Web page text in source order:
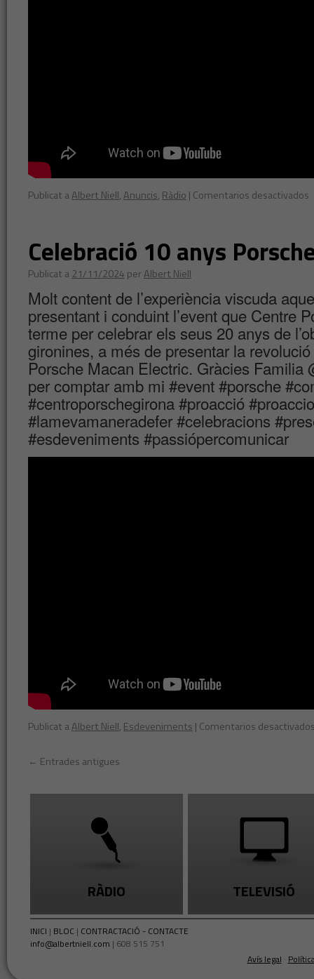
Publicat aAlbert Niell,Anuncis, Ràdio | Comentarios desactivados
Celebració 10 anys
Publicat a21/11/2024 perAlbert Niell
Molt content de l’experiència viscuda
presentant i conduint l’event que Centre
terme per celebrar els seus 20 anys de
gironines, a més de presentar la
Porsche Macan Electric. Gràcies Familia
per comptar amb mi #event #porsche
#centroporschegirona #proacció
#lamevamaneradefer #celebracions
#esdeveniments #passiópercomunicar
Publicat aAlbert Niell, Esdeveniments | Comentarios
← Entrades antigues
RÀDIO TELEVISIÓ
INICI | BLOC| CONTRACTACIÓ - CONTACTE
info@albertniell.com | 608 515 751
Avís legal ·